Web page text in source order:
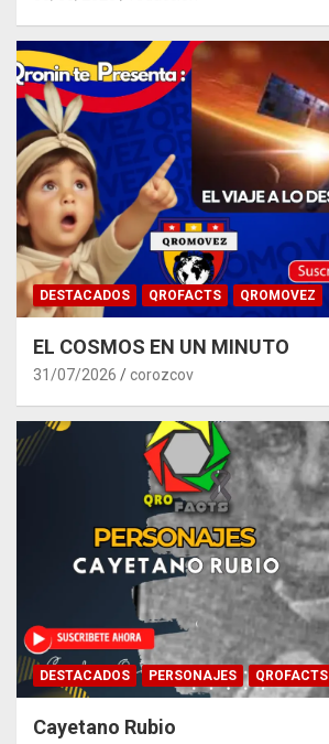
DESTACADOS QROFACTS QROMOVEZ
EL COSMOS EN UN MINUTO
31/07/2026 corozcov
DESTACADOS PERSONAJES QROFACTS
Cayetano Rubio